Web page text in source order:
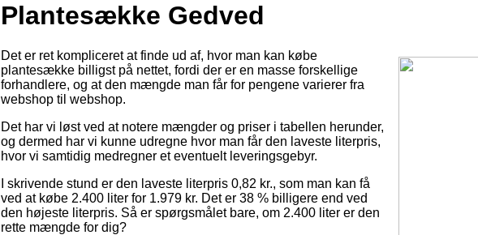
Plantesække Gedved
Det er ret kompliceret at finde ud af, hvor man kan købe
plantesække billigst på nettet, fordi der er en masse forskellige
forhandlere, og at den mængde man får for pengene varierer fra
webshop til webshop.
Det har vi løst ved at notere mængder og priser i tabellen herunder,
og dermed har vi kunne udregne hvor man får den laveste literpris,
hvor vi samtidig medregner et eventuelt leveringsgebyr.
I skrivende stund er den laveste literpris 0,82 kr., som man kan få
ved at købe 2.400 liter for 1.979 kr. Det er 38 % billigere end ved
den højeste literpris. Så er spørgsmålet bare, om 2.400 liter er den
rette mængde for dig?